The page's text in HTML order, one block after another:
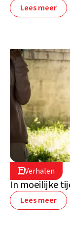
Lees meer
Verhalen
16 juli 2026
Libanon
In moeilijke
Lees meer